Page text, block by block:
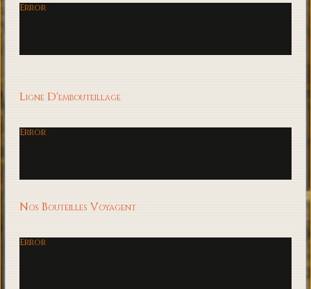
Error
Ligne D'embouteillage
Error
Nos Bouteilles Voyagent
Error